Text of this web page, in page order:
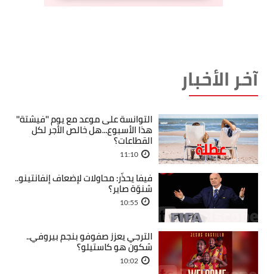
آخر الأخبار
التوانسة على موعد مع يوم ''فيشتة''
هذا الأسبوع...هل خالص الأجر لكل
القطاعات؟
11:10
فيفا يحذّر: محاولات لإضعاف إنفانتينو..
شنوّة صاير؟
10:55
الترجي يعزز صفوفو بنجم بيروفي..
شكون هو كاستيلو؟
10:02